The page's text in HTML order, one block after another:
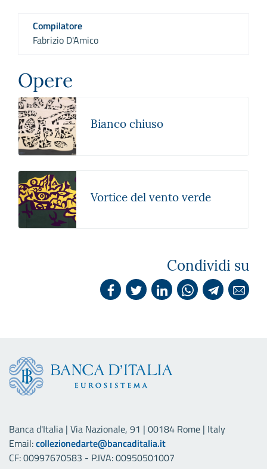
Compilatore
Fabrizio D'Amico
Opere
Bianco chiuso
Vortice del vento verde
Condividi su
Banca d'Italia | Via Nazionale, 91 | 00184 Rome | Italy
Email:collezionedarte@bancaditalia.it
CF: 00997670583 - P.IVA: 00950501007